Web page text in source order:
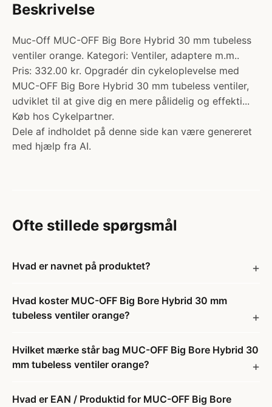
Beskrivelse
Muc-Off MUC-OFF Big Bore Hybrid 30 mm tubeless
ventiler orange. Kategori: Ventiler, adaptere m.m..
Pris: 332.00 kr. Opgradér din cykeloplevelse med
MUC-OFF Big Bore Hybrid 30 mm tubeless ventiler,
udviklet til at give dig en mere pålidelig og effekti...
Køb hos Cykelpartner.
Dele af indholdet på denne side kan være genereret
med hjælp fra AI.
Ofte stillede spørgsmål
Hvad er navnet på produktet?
Hvad koster MUC-OFF Big Bore Hybrid 30 mm
tubeless ventiler orange?
Hvilket mærke står bag MUC-OFF Big Bore Hybrid 30
mm tubeless ventiler orange?
Hvad er EAN / Produktid for MUC-OFF Big Bore